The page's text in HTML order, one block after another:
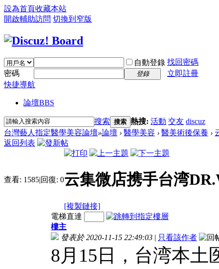
設為首頁收藏本站
開啟輔助訪問 切換到窄版
自動登錄 找回密碼
密碼
登錄
立即註冊
快捷導航
論壇BBS
搜索 搜索 熱搜: 活動 交友 discuz
台灣藝人指定醫學美容論壇»論壇 › 醫學美容 › 醫美術後保養 ›
返回列表
查看: 1585|回復: 0云集微店携手台湾
[複製鏈接]
電梯直達
樓主
發表於 2020-11-15 22:49:03 | 只看該作者
8月15日，台湾本土